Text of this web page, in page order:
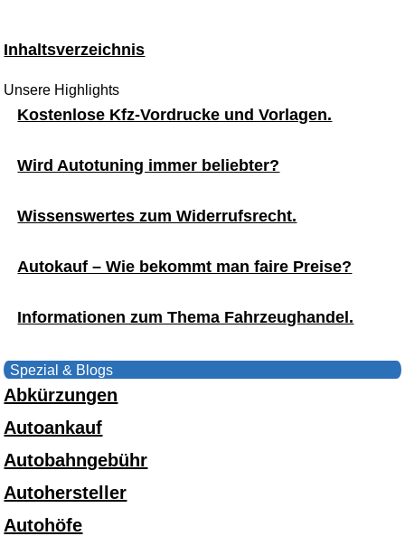
Inhaltsverzeichnis
Unsere Highlights
Kostenlose Kfz-Vordrucke und Vorlagen.
Wird Autotuning immer beliebter?
Wissenswertes zum Widerrufsrecht.
Autokauf – Wie bekommt man faire Preise?
Informationen zum Thema Fahrzeughandel.
Spezial & Blogs
Abkürzungen
Autoankauf
Autobahngebühr
Autohersteller
Autohöfe